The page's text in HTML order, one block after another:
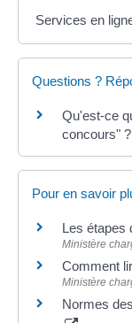
Services en
Questions ?
Qu'est-ce
concours" ?
Pour en savoir
Les étapes
Ministère
Comment
Ministère
Normes